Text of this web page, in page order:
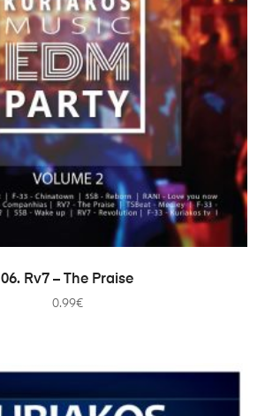
ADICIONAR
06. Rv7 – The Praise
0.99€